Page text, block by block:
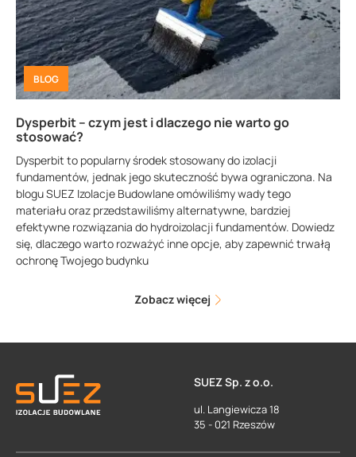
BLOG
Dysperbit – czym jest i dlaczego nie warto go
stosować?
Dysperbit to popularny środek stosowany do izolacji
fundamentów, jednak jego skuteczność bywa ograniczona. Na
blogu SUEZ Izolacje Budowlane omówiliśmy wady tego
materiału oraz przedstawiliśmy alternatywne, bardziej
efektywne rozwiązania do hydroizolacji fundamentów. Dowiedz
się, dlaczego warto rozważyć inne opcje, aby zapewnić trwałą
ochronę Twojego budynku
Zobacz więcej
SUEZ Sp. z o.o.
ul. Langiewicza 18
35 - 021 Rzeszów